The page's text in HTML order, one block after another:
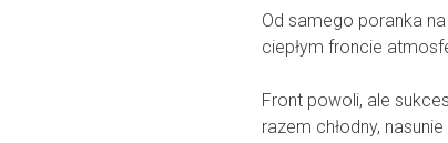
Od samego poranka
ciepłym froncie
Front powoli, ale
razem chłodny,